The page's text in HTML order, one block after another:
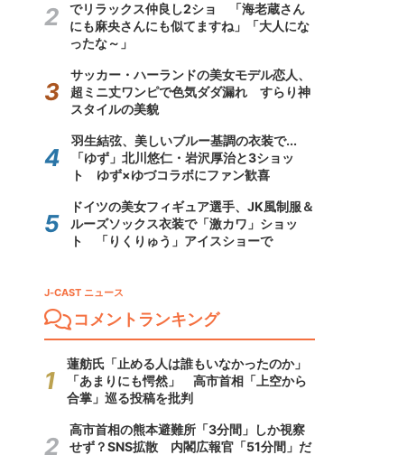
でリラックス仲良し2ショ 「海老蔵さん
にも麻央さんにも似てますね」「大人にな
ったな～」
サッカー・ハーランドの美女モデル恋人、
超ミニ丈ワンピで色気ダダ漏れ すらり神
スタイルの美貌
羽生結弦、美しいブルー基調の衣装で...
「ゆず」北川悠仁・岩沢厚治と3ショッ
ト ゆず×ゆづコラボにファン歓喜
ドイツの美女フィギュア選手、JK風制服＆
ルーズソックス衣装で「激カワ」ショッ
ト 「りくりゅう」アイスショーで
J-CAST ニュース
コメントランキング
蓮舫氏「止める人は誰もいなかったのか」
「あまりにも愕然」 高市首相「上空から
合掌」巡る投稿を批判
高市首相の熊本避難所「3分間」しか視察
せず？SNS拡散 内閣広報官「51分間」だ